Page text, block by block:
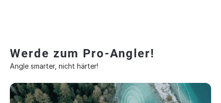
Werde zum Pro-Angler!
Angle smarter, nicht härter!